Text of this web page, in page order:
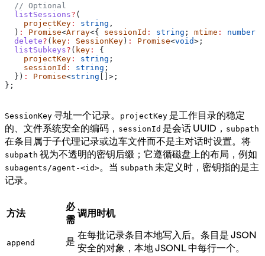
  // Optional
  listSessions
? (
    projectKey
: string ,
  )
: Promise<Array<{ sessionId : string ; mtime : number
  delete
? ( key : SessionKey ) : Promise<void>;
  listSubkeys
? ( key :
{
    projectKey
: string ;
    sessionId
: string ;
  })
: Promise<string []>;
};
SessionKey 寻址一个记录。 projectKey 是工作目录的稳定
的、文件系统安全的编码， sessionId 是会话 UUID， subpath
在条目属于子代理记录或边车文件而不是主对话时设置。将
subpath 视为不透明的密钥后缀；它遵循磁盘上的布局，例如
subagents/agent-<id>。当 subpath 未定义时，密钥指的是主
记录。
方法
必
需
调用时机
append 是
在每批记录条目本地写入后。条目是 JSON
安全的对象，本地 JSONL 中每行一个。